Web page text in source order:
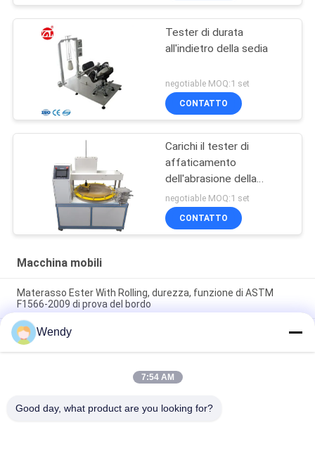
Tester di durata
all'indietro della sedia
negotiable MOQ:1 set
CONTATTO
Carichi il tester di
affaticamento
dell'abrasione della
macchina per colata
continua 90KG, tester di
superficie di metodo
negotiable MOQ:1 set
CONTATTO
Macchina mobili
Materasso Ester With Rolling, durezza, funzione di ASTM
F1566-2009 di prova del bordo
Lo SpA controlla lo strumento della prova della durevolezza
della parte girevole della sedia, nessun impatto, vero simula
Forza completa di caricamento del sofà della macchina di
prova della mobilia di QB/T 1952,1/del bracciolo tester 250N di
Wendy
7:54 AM
Good day, what product are you looking for?